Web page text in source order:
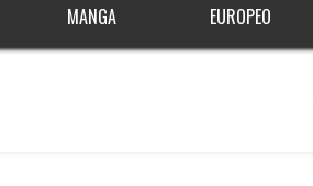
MANGA EUROPEO